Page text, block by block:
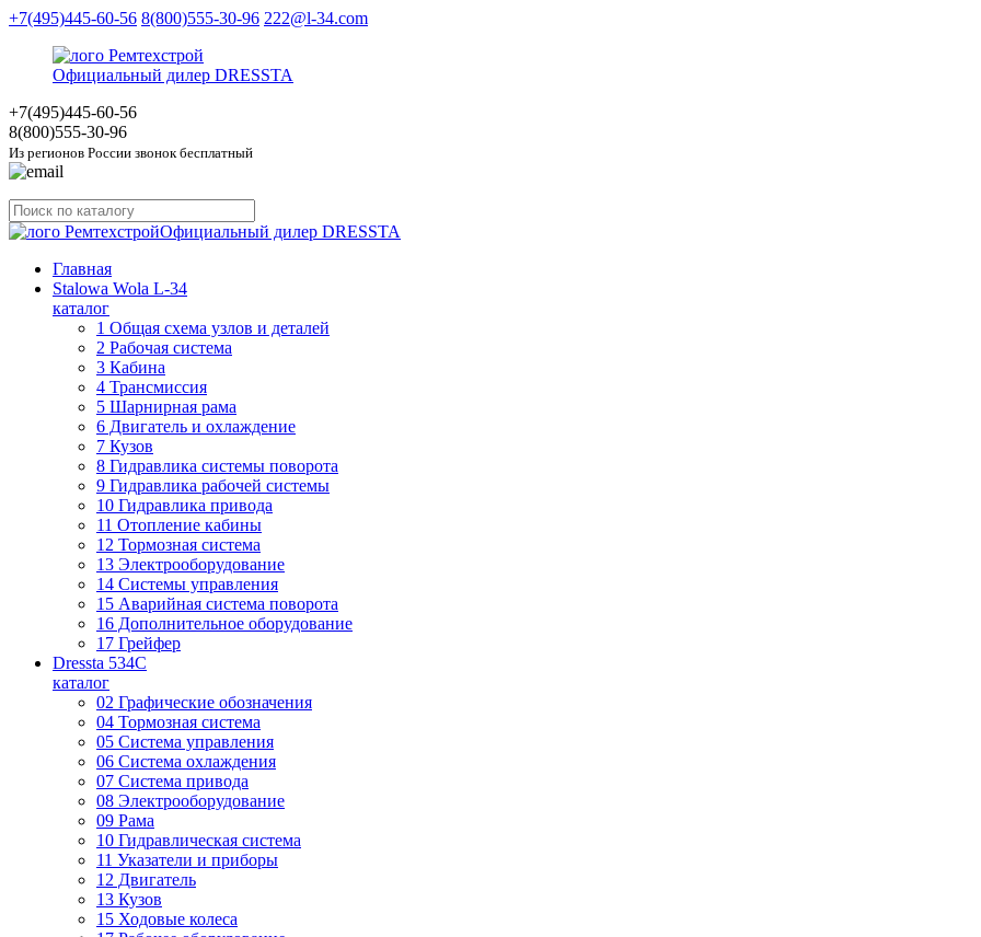
+7(495)445-60-56 8(800)555-30-96 222@l-34.com
Официальный дилер DRESSTA
+7(495)445-60-56
8(800)555-30-96
Из регионов России звонок бесплатный
Официальный дилер DRESSTA
Главная
Stalowa Wola L-34
каталог
1 Общая схема узлов и деталей
2 Рабочая система
3 Кабина
4 Трансмиссия
5 Шарнирная рама
6 Двигатель и охлаждение
7 Кузов
8 Гидравлика системы поворота
9 Гидравлика рабочей системы
10 Гидравлика привода
11 Отопление кабины
12 Тормозная система
13 Электрооборудование
14 Системы управления
15 Аварийная система поворота
16 Дополнительное оборудование
17 Грейфер
Dressta 534C
каталог
02 Графические обозначения
04 Тормозная система
05 Система управления
06 Система охлаждения
07 Система привода
08 Электрооборудование
09 Рама
10 Гидравлическая система
11 Указатели и приборы
12 Двигатель
13 Кузов
15 Ходовые колеса